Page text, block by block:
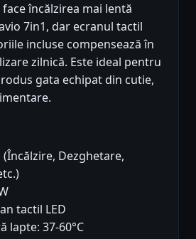
încălzirea mai lentă
7in1, dar ecranul tactil
incluse compensează în
zilnică. Este ideal pentru
gata echipat din cutie,
(Încălzire, Dezghetare,
tactil LED
lapte: 37-60°C